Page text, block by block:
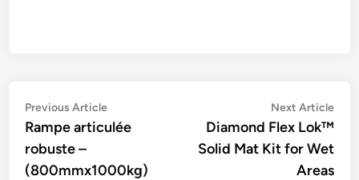
Navigation
de
l’article
Previous ArticlePrevious
article:
Rampe articulée
robuste –
(800mmx1000kg)
Next Article
Diamond Flex Lok™
Solid Mat Kit for Wet
Areas